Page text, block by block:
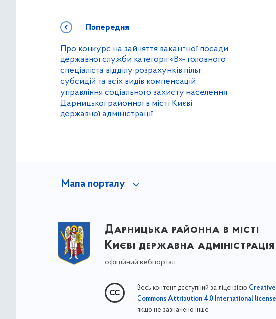
Попередня
Про конкурс на зайняття вакантної посади
державної служби категорії «В»- головного
спеціаліста відділу розрахунків пільг,
субсидій та всіх видів компенсацій
управління соціального захисту населення
Дарницької районної в місті Києві
державної адміністрації
Мапа порталу
Дарницька районна в місті
Києві державна адміністрація
офіційний вебпортал
Весь контент доступний за ліцензією Creative
Commons Attribution 4.0 International license
якщо не зазначено інше